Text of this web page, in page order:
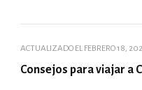
ACTUALIZADO EL FEBRERO 18,
Consejos para viajar a